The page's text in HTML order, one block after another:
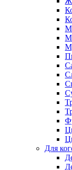
Для